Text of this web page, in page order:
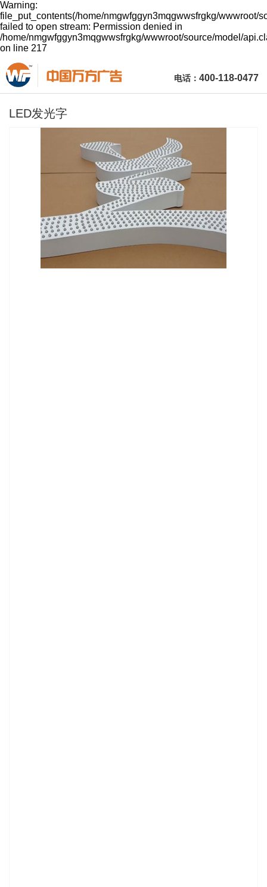
Warning:
file_put_contents(/home/nmgwfggyn3mqgwwsfrgkg/wwwroot/
failed to open stream: Permission denied in
/home/nmgwfggyn3mqgwwsfrgkg/wwwroot/source/model/
on line 217
电话 ：400-118-0477
LED发光字